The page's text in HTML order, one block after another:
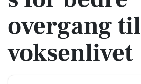
overgang til
voksenlivet